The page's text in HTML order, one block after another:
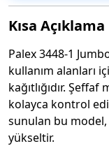
Kısa Açıklama
Palex 3448-1
kullanım alanları
kağıtlığıdır.
kolayca kontrol
sunulan bu
yükseltir.